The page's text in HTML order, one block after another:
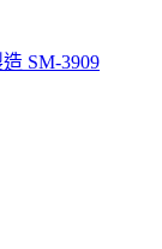
SM-3909